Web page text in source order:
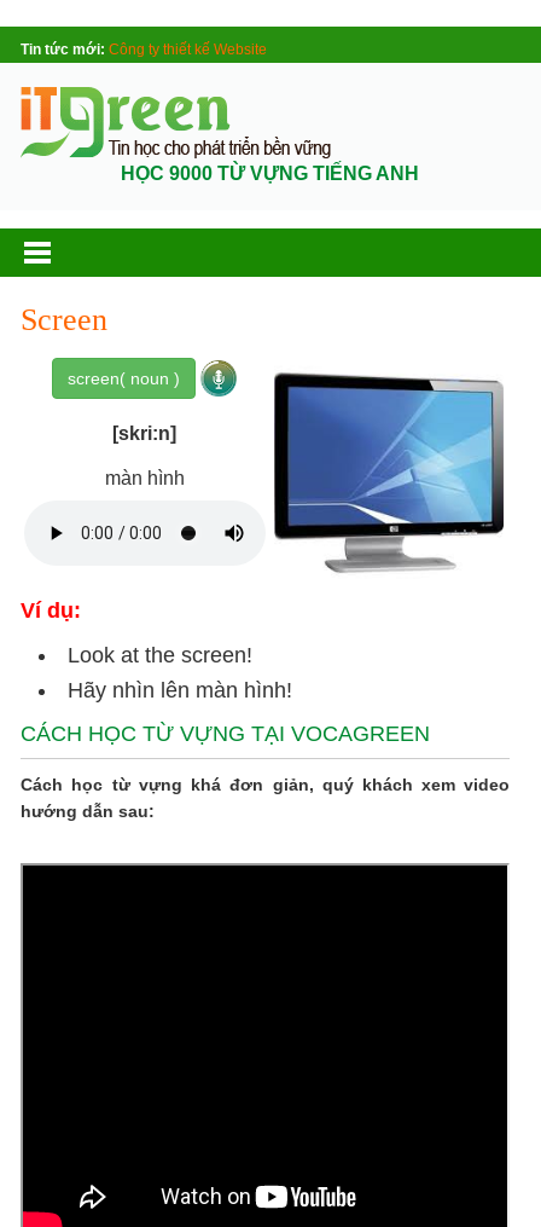
Tin tức mới: Công ty thiết kế Website
HỌC 9000 TỪ VỰNG TIẾNG ANH
Screen
screen( noun )
[skri:n]
màn hình
Ví dụ:
Look at the screen!
Hãy nhìn lên màn hình!
CÁCH HỌC TỪ VỰNG TẠI VOCAGREEN
Cách học từ vựng khá đơn giản, quý khách xem video
hướng dẫn sau: